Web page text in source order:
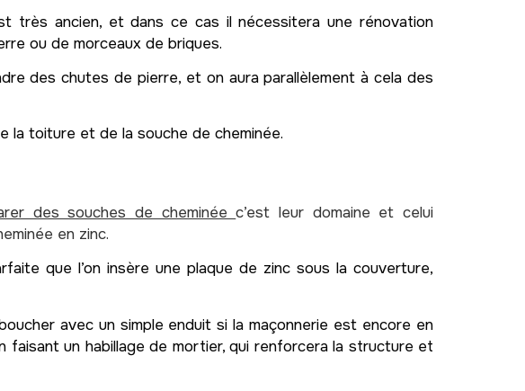
très ancien, et dans ce cas il nécessitera une rénovation
ou de morceaux de briques.
des chutes de pierre, et on aura parallèlement à cela des
la toiture et de la souche de cheminée.
des souches de cheminéec’est leur domaine et celui
en zinc.
que l’on insère une plaque de zinc sous la couverture,
avec un simple enduit si la maçonnerie est encore en
un habillage de mortier, qui renforcera la structure et